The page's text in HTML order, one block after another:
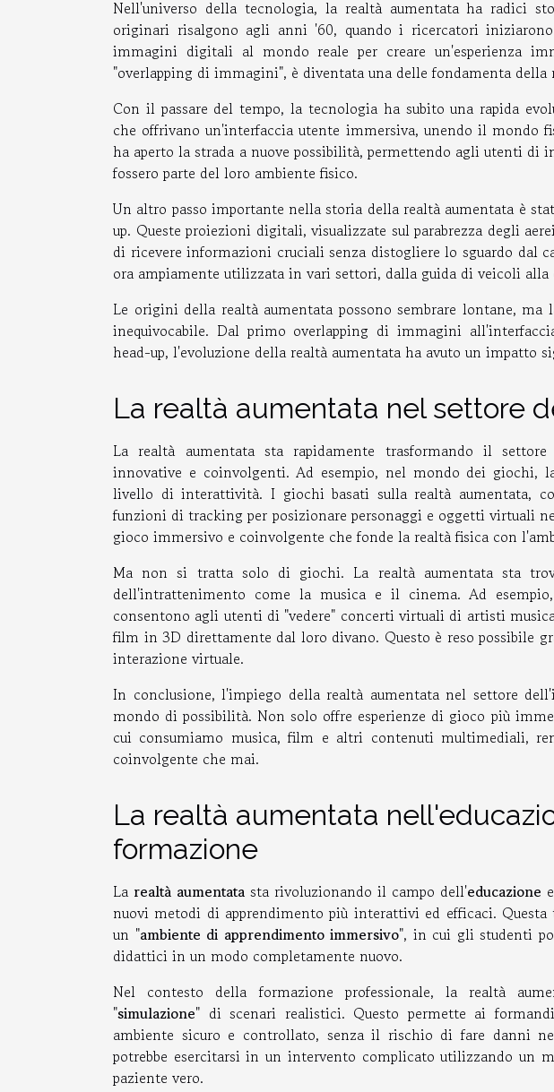
Nell'universo della tecnologia, la realtà aumentata ha radici
originari risalgono agli anni '60, quando i ricercatori
immagini digitali al mondo reale per creare un'esperienza
"overlapping di immagini", è diventata una delle fondamenta della
Con il passare del tempo, la tecnologia ha subito una rapida
che offrivano un'interfaccia utente immersiva, unendo il mondo
ha aperto la strada a nuove possibilità, permettendo agli utenti
fossero parte del loro ambiente fisico.
Un altro passo importante nella storia della realtà aumentata è
up. Queste proiezioni digitali, visualizzate sul parabrezza degli
di ricevere informazioni cruciali senza distogliere lo sguardo dal
ora ampiamente utilizzata in vari settori, dalla guida di veicoli alla
Le origini della realtà aumentata possono sembrare lontane,
inequivocabile. Dal primo overlapping di immagini
head-up, l'evoluzione della realtà aumentata ha avuto un impatto
La realtà aumentata nel settore
La realtà aumentata sta rapidamente trasformando il
innovative e coinvolgenti. Ad esempio, nel mondo dei giochi,
livello di interattività. I giochi basati sulla realtà aumentata,
funzioni di tracking per posizionare personaggi e oggetti virtuali
gioco immersivo e coinvolgente che fonde la realtà fisica con
Ma non si tratta solo di giochi. La realtà aumentata sta
dell'intrattenimento come la musica e il cinema. Ad
consentono agli utenti di "vedere" concerti virtuali di artisti
film in 3D direttamente dal loro divano. Questo è reso possibile
interazione virtuale.
In conclusione, l'impiego della realtà aumentata nel settore
mondo di possibilità. Non solo offre esperienze di gioco più
cui consumiamo musica, film e altri contenuti multimediali,
coinvolgente che mai.
La realtà aumentata
formazione
La realtà aumentata sta rivoluzionando il campo dell'educazione
nuovi metodi di apprendimento più interattivi ed efficaci.
un "ambiente di apprendimento immersivo", in cui gli studenti
didattici in un modo completamente nuovo.
Nel contesto della formazione professionale, la realtà
"simulazione" di scenari realistici. Questo permette ai
ambiente sicuro e controllato, senza il rischio di fare danni
potrebbe esercitarsi in un intervento complicato utilizzando un
paziente vero.